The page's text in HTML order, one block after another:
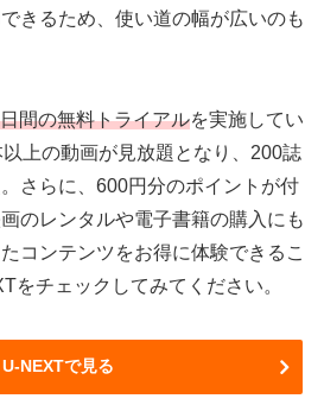
きるため、使い道の幅が広いのも
間の無料トライアルを実施してい
上の動画が見放題となり、200誌
さらに、600円分のポイントが付
のレンタルや電子書籍の購入にも
コンテンツをお得に体験できるこ
をチェックしてみてください。
U-NEXTで見る